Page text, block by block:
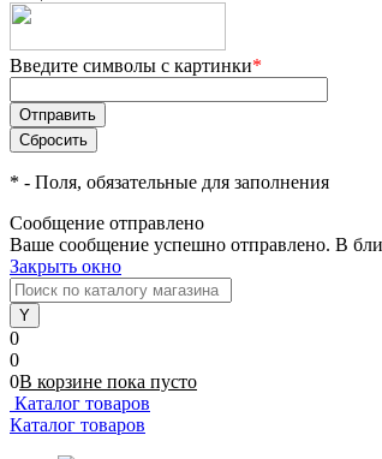
Введите символы с картинки*
* - Поля, обязательные для заполнения
Сообщение отправлено
Ваше сообщение успешно отправлено. В
Закрыть окно
0
0
0В корзине пока пусто
Каталог товаров
Каталог товаров